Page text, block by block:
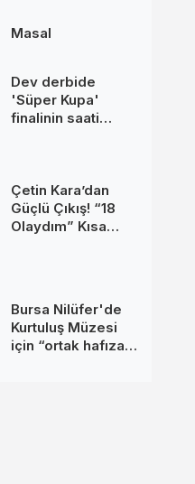
Masal
Dev derbide
'Süper Kupa'
finalinin saati
Çetin Kara’dan
Güçlü Çıkış! “18
Olaydım” Kısa
Bursa Nilüfer'de
Kurtuluş Müzesi
için “ortak hafıza”